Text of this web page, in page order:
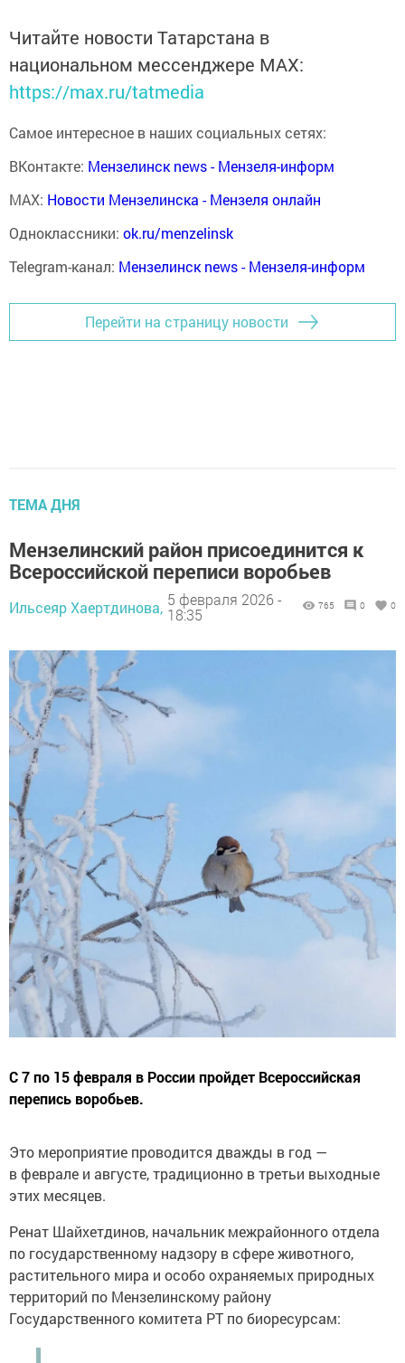
Читайте новости Татарстана в
национальном мессенджере MАХ:
https://max.ru/tatmedia
Самое интересное в наших социальных сетях:
ВКонтакте: Мензелинск news - Мензеля-информ
MAX: Новости Мензелинска - Мензеля онлайн
Одноклассники: ok.ru/menzelinsk
Telegram-канал: Мензелинск news - Мензеля-информ
Перейти на страницу новости
ТЕМА ДНЯ
Мензелинский район присоединится к
Всероссийской переписи воробьев
Ильсеяр Хаертдинова, 5 февраля 2026 -
18:35
765 0 0
С 7 по 15 февраля в России пройдет Всероссийская
перепись воробьев.
Это мероприятие проводится дважды в год —
в феврале и августе, традиционно в третьи выходные
этих месяцев.
Ренат Шайхетдинов, начальник межрайонного отдела
по государственному надзору в сфере животного,
растительного мира и особо охраняемых природных
территорий по Мензелинскому району
Государственного комитета РТ по биоресурсам: